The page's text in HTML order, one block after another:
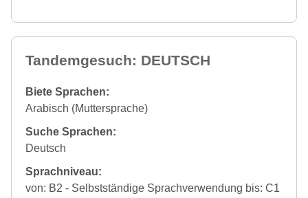
Tandemgesuch: DEUTSCH
Biete Sprachen:
Arabisch (Muttersprache)
Suche Sprachen:
Deutsch
Sprachniveau:
von: B2 - Selbstständige Sprachverwendung bis: C1